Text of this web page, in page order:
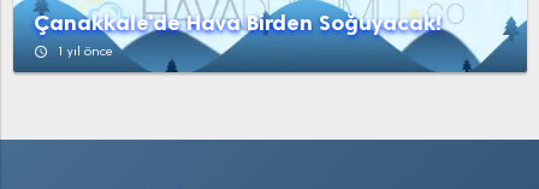
Çanakkale'de Hava Birden Soğuyacak!
access_time 1 yıl önce